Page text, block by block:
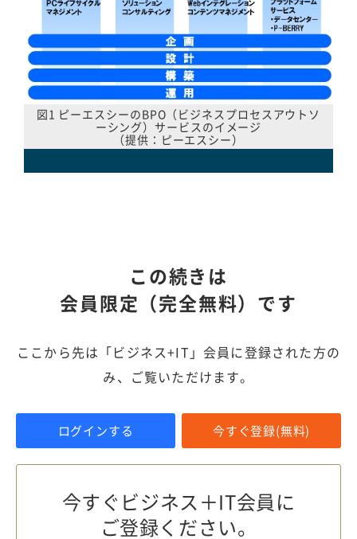
図1 ピーエスシーのBPO（ビジネスプロセスアウトソ
ーシング）サービスのイメージ
（提供：ピーエスシー）
この続きは
会員限定（完全無料）です
ここから先は「ビジネス+IT」会員に登録された方の
み、ご覧いただけます。
ログインする 今すぐ登録(無料)
今すぐビジネス＋IT会員に
ご登録ください。